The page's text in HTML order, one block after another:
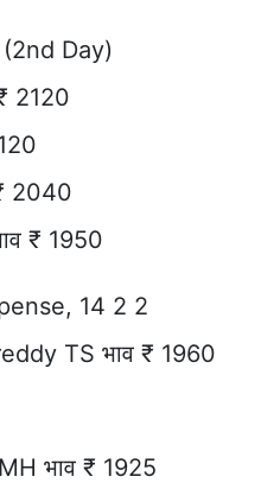
Day)
2120
2040
₹ 1950
14 2 2
TS भाव ₹ 1960
भाव ₹ 1925